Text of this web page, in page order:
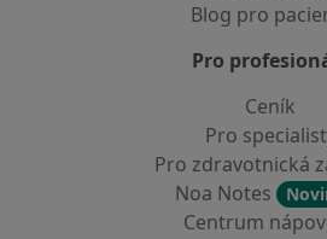
Blog pro
Pro
Ceník
Pro
Pro zdravotnická
Noa Notes
Centrum